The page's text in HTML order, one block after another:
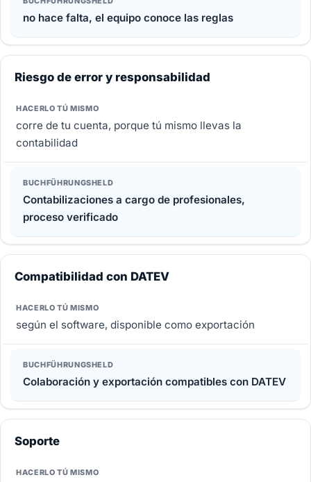
no hace falta, el equipo conoce las reglas
Riesgo de error y responsabilidad
corre de tu cuenta, porque tú mismo llevas la
contabilidad
Contabilizaciones a cargo de profesionales,
proceso verificado
Compatibilidad con DATEV
según el software, disponible como exportación
Colaboración y exportación compatibles con DATEV
Soporte